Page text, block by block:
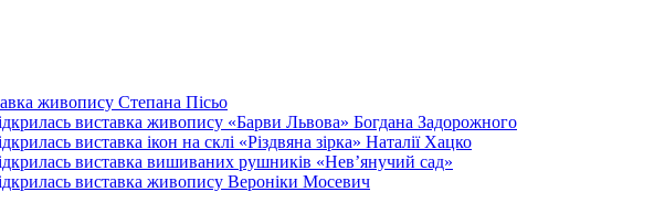
живопису Степана Пісьо
виставка живопису «Барви Львова» Богдана Задорожного
виставка ікон на склі «Різдвяна зірка» Наталії Хацко
виставка вишиваних рушників «Нев’янучий сад»
виставка живопису Вероніки Мосевич